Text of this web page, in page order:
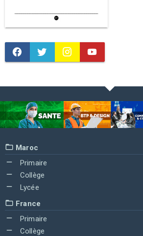
Maroc
Primaire
Collège
Lycée
France
Primaire
Collège